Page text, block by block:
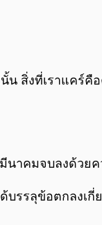
น สิ่งที่เราแคร์
นาคมจบลงด้วย
รรลุข้อตกลงเ